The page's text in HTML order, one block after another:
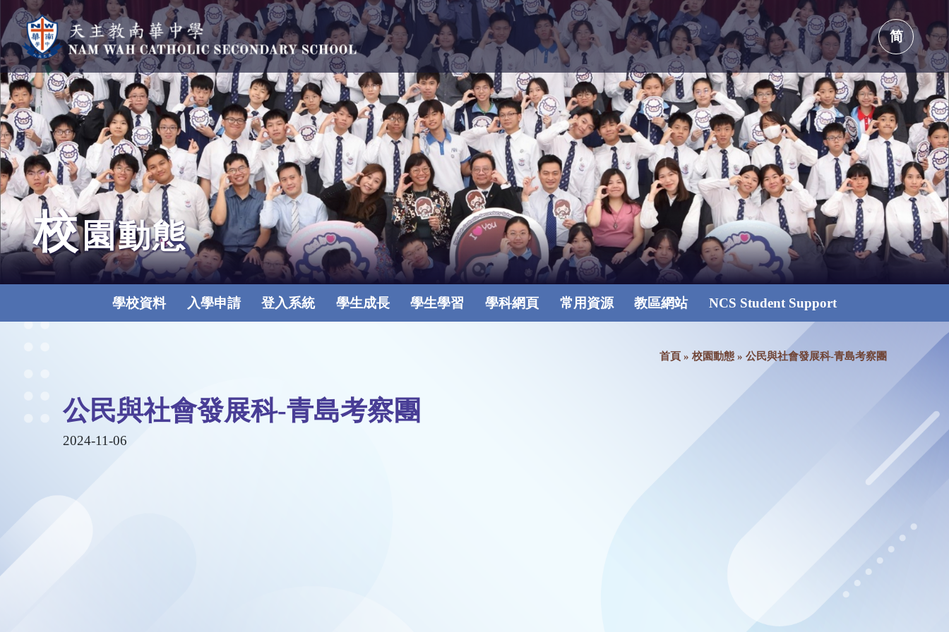
简
校園動態
學校資料 入學申請 登入系統 學生成長 學生學習 學科網頁 常用資源 教區網站 NCS Student Support
首頁» 校園動態» 公民與社會發展科-青島考察團
公民與社會發展科-青島考察團
2024-11-06